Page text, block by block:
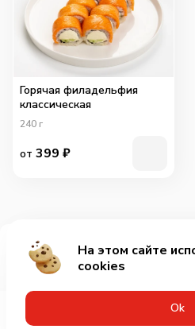
Добавить
Горячая филадельфия
классическая
240 г
от 399 ₽
На этом сайте
cookies
Оk